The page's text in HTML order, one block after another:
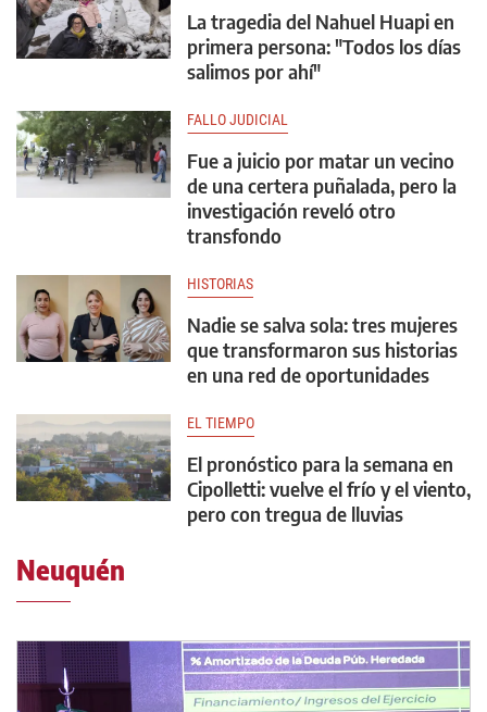
La tragedia del Nahuel Huapi en
primera persona: "Todos los días
salimos por ahí"
FALLO JUDICIAL
Fue a juicio por matar un vecino
de una certera puñalada, pero la
investigación reveló otro
transfondo
HISTORIAS
Nadie se salva sola: tres mujeres
que transformaron sus historias
en una red de oportunidades
EL TIEMPO
El pronóstico para la semana en
Cipolletti: vuelve el frío y el viento,
pero con tregua de lluvias
Neuquén